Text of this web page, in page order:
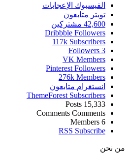
الفيسبوك الإعجابات
تويتر متابعون
42,600 مشتركين
Dribbble Followers
117k Subscribers
3
Followers
VK Members
Pinterest Followers
276k Members
انستغرام متابعون
ThemeForest Subscribers
15,333
Posts
Comments Comments
6
Members
RSS Subscribe
من نحن